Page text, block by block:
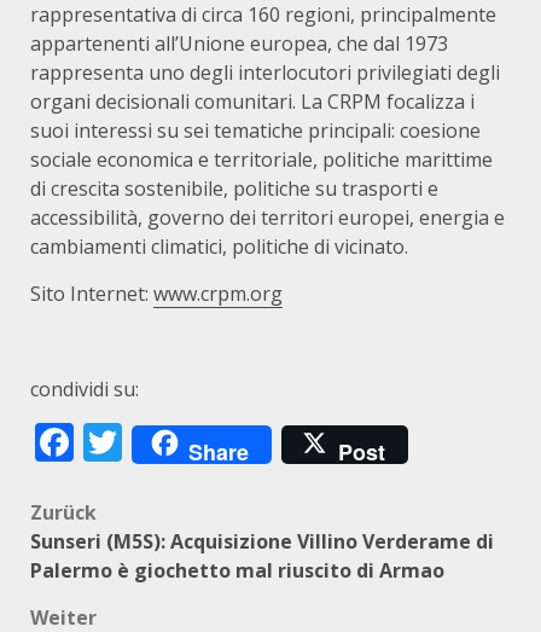
rappresentativa di circa 160 regioni, principalmente
appartenenti all’Unione europea, che dal 1973
rappresenta uno degli interlocutori privilegiati degli
organi decisionali comunitari. La CRPM focalizza i
suoi interessi su sei tematiche principali: coesione
sociale economica e territoriale, politiche marittime
di crescita sostenibile, politiche su trasporti e
accessibilità, governo dei territori europei, energia e
cambiamenti climatici, politiche di vicinato.
Sito Internet: www.crpm.org
condividi su:
Facebook
Twitter
Share Post
Beitragsnavigation
Zurück
Sunseri (M5S): Acquisizione Villino Verderame di
Palermo è giochetto mal riuscito di Armao
Weiter